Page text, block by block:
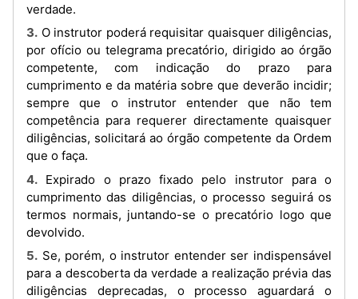
verdade.
3. O instrutor poderá requisitar quaisquer diligências,
por ofício ou telegrama precatório, dirigido ao órgão
competente, com indicação do prazo para
cumprimento e da matéria sobre que deverão incidir;
sempre que o instrutor entender que não tem
competência para requerer directamente quaisquer
diligências, solicitará ao órgão competente da Ordem
que o faça.
4. Expirado o prazo fixado pelo instrutor para o
cumprimento das diligências, o processo seguirá os
termos normais, juntando-se o precatório logo que
devolvido.
5. Se, porém, o instrutor entender ser indispensável
para a descoberta da verdade a realização prévia das
diligências deprecadas, o processo aguardará o